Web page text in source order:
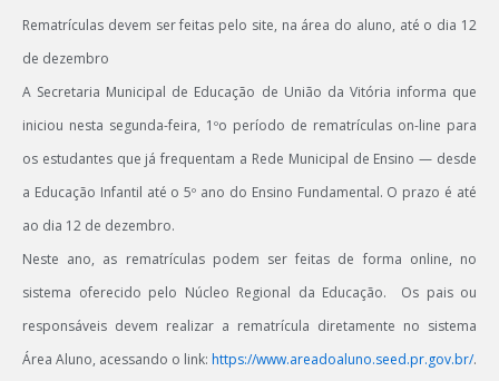
Rematrículas devem ser feitas pelo site, na área do aluno, até o dia 12
de dezembro
A Secretaria Municipal de Educação de União da Vitória informa que
iniciou nesta segunda-feira, 1ºo período de rematrículas on-line para
os estudantes que já frequentam a Rede Municipal de Ensino — desde
a Educação Infantil até o 5º ano do Ensino Fundamental. O prazo é até
ao dia 12 de dezembro.
Neste ano, as rematrículas podem ser feitas de forma online, no
sistema oferecido pelo Núcleo Regional da Educação. Os pais ou
responsáveis devem realizar a rematrícula diretamente no sistema
Área Aluno, acessando o link: https://www.areadoaluno.seed.pr.gov.br/.